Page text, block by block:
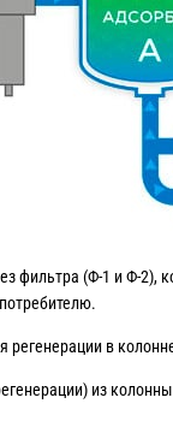
фильтра (Ф-1 и Ф-
регенерации в
из